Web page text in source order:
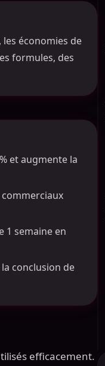
les économies de
formules, des
et augmente la
1 semaine en
conclusion de
efficacement.